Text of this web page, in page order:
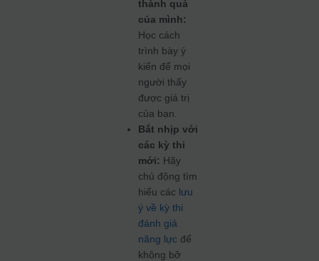
thành quả
của mình:
Học cách
trình bày ý
kiến để mọi
người thấy
được giá trị
của bạn.
Bắt nhịp với
các kỳ thi
mới: Hãy
chủ động tìm
hiểu các lưu
ý về kỳ thi
đánh giá
năng lực để
không bỡ